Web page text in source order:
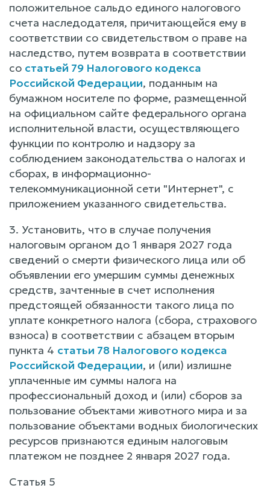
положительное сальдо единого налогового
счета наследодателя, причитающейся ему в
соответствии со свидетельством о праве на
наследство, путем возврата в соответствии
со статьей 79 Налогового кодекса
Российской Федерации, поданным на
бумажном носителе по форме, размещенной
на официальном сайте федерального органа
исполнительной власти, осуществляющего
функции по контролю и надзору за
соблюдением законодательства о налогах и
сборах, в информационно-
телекоммуникационной сети "Интернет", с
приложением указанного свидетельства.
3. Установить, что в случае получения
налоговым органом до 1 января 2027 года
сведений о смерти физического лица или об
объявлении его умершим суммы денежных
средств, зачтенные в счет исполнения
предстоящей обязанности такого лица по
уплате конкретного налога (сбора, страхового
взноса) в соответствии с абзацем вторым
пункта 4 статьи 78 Налогового кодекса
Российской Федерации, и (или) излишне
уплаченные им суммы налога на
профессиональный доход и (или) сборов за
пользование объектами животного мира и за
пользование объектами водных биологических
ресурсов признаются единым налоговым
платежом не позднее 2 января 2027 года.
Статья 5